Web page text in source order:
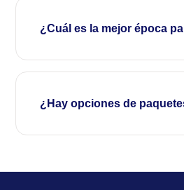
¿Cuál es la mejor época
¿Hay opciones de